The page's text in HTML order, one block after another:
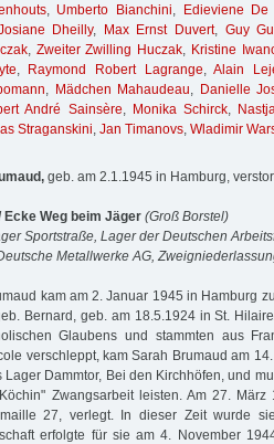
, Umberto Bianchini, Edieviene De
Dheilly, Max Ernst Duvert, Guy
, Zweiter Zwilling Huczak, Kristine
, Raymond Robert Lagrange,Alain
, Mädchen Mahaudeau, Danielle
André Sainsère, Monika Schirck,
Straganskini, Jan Timanovs, Wladimir
geb. am 2.1.1945 in Hamburg,
Ecke Weg beim Jäger (Groß Borstel)
Sportstraße, Lager der Deutschen
Metallwerke AG,
kam am 2. Januar 1945 in Hamburg
Bernard, geb. am 18.5.1924 in St.
Glaubens und stammten aus
verschleppt, kam Sarah Brumaud am
Lager Dammtor, Bei den Kirchhöfen, und
Zwangsarbeit leisten. Am 27.
27, verlegt. In dieser Zeit wurde
erfolgte für sie am 4. November